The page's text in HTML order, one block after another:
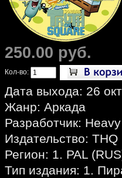
250.00 руб.
Кол-во:
Дата выхода: 26
Жанр: Аркада
Разработчик:
Издательство: THQ
Регион: 1. PAL
Тип издания: 1.